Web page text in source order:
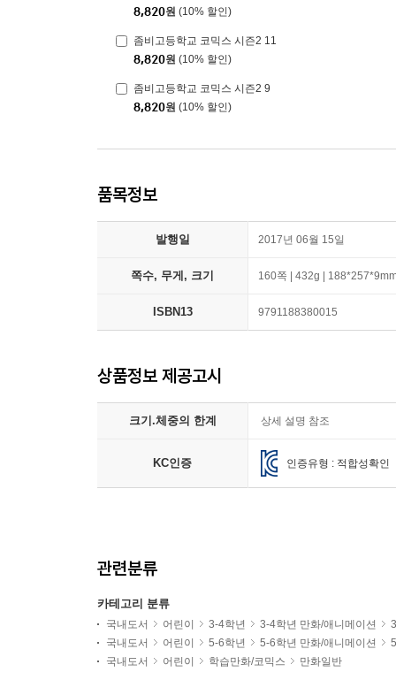
8,820원 (10% 할인)
좀비고등학교 코믹스 시즌2 11
8,820원 (10% 할인)
좀비고등학교 코믹스 시즌2 9
8,820원 (10% 할인)
품목정보
발행일 2017년 06월 15일
쪽수, 무게, 크기 160쪽 | 432g |
ISBN13 9791188380015
상품정보 제공고시
크기.체중의 한계 상세 설명 참조
KC인증 인증유형 : 적합성확인
관련분류
카테고리 분류
국내도서 어린이 3-4학년 3-4학년 만화/애니메이션
국내도서
어린이 5-6학년 5-6학년 만화/애니메이션
국내도서
어린이 학습만화/코믹스 만화일반